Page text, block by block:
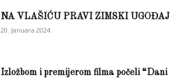
NA VLAŠIĆU PRAVI ZIMSKI UGOĐAJ
20. Januara 2024.
Izložbom i premijerom filma počeli “Dani